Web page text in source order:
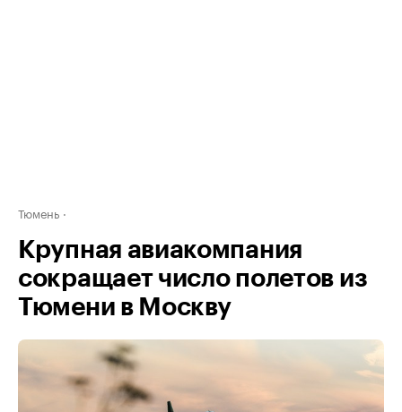
Тюмень
Крупная авиакомпания
сокращает число полетов из
Тюмени в Москву